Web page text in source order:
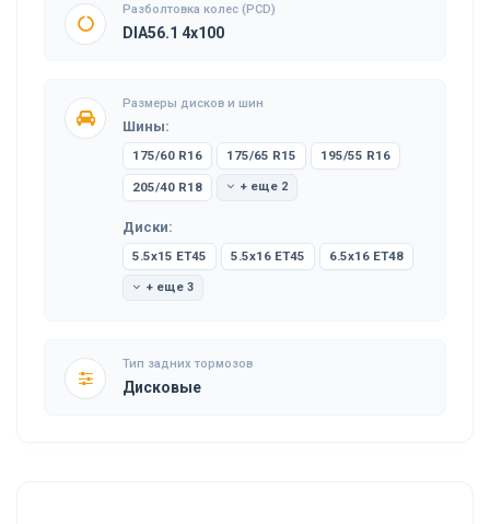
Разболтовка колес (PCD)
DIA56.1 4x100
Размеры дисков и шин
Шины:
175/60 R16 175/65 R15 195/55 R16
205/40 R18 + еще 2
Диски:
5.5x15 ET45 5.5x16 ET45 6.5x16 ET48
+ еще 3
Тип задних тормозов
Дисковые